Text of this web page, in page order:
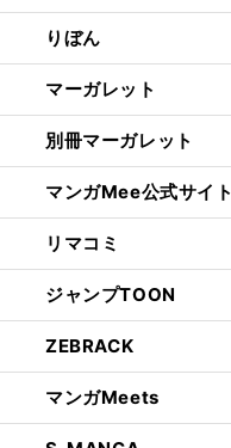
りぼん
マーガレット
別冊マーガレット
マンガMee公式サイト
リマコミ
ジャンプTOON
ZEBRACK
マンガMeets